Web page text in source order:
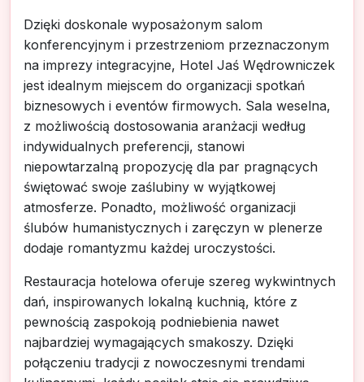
Dzięki doskonale wyposażonym salom
konferencyjnym i przestrzeniom przeznaczonym
na imprezy integracyjne, Hotel Jaś Wędrowniczek
jest idealnym miejscem do organizacji spotkań
biznesowych i eventów firmowych. Sala weselna,
z możliwością dostosowania aranżacji według
indywidualnych preferencji, stanowi
niepowtarzalną propozycję dla par pragnących
świętować swoje zaślubiny w wyjątkowej
atmosferze. Ponadto, możliwość organizacji
ślubów humanistycznych i zaręczyn w plenerze
dodaje romantyzmu każdej uroczystości.
Restauracja hotelowa oferuje szereg wykwintnych
dań, inspirowanych lokalną kuchnią, które z
pewnością zaspokoją podniebienia nawet
najbardziej wymagających smakoszy. Dzięki
połączeniu tradycji z nowoczesnymi trendami